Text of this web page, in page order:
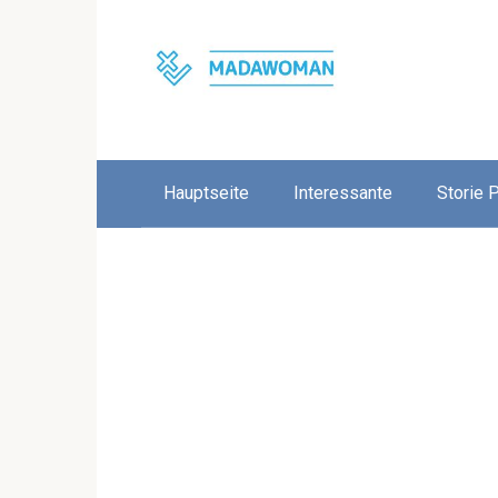
Hauptseite Interessante Storie